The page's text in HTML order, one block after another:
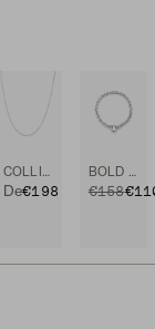
De€198
ORIGINAL
€158
SALE